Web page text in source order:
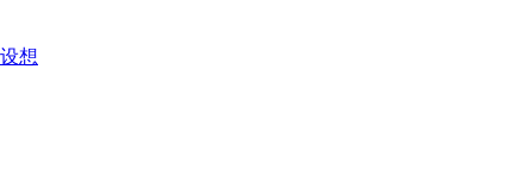
想